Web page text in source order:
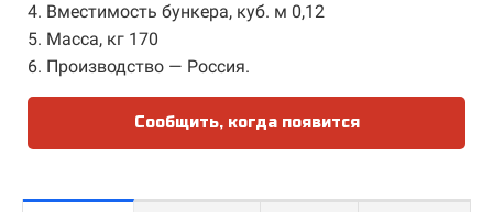
4. Вместимость бункера, куб. м 0,12
5. Масса, кг 170
6. Производство — Россия.
Сообщить, когда появится